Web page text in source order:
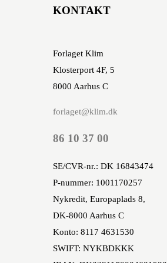
KONTAKT
Forlaget Klim
Klosterport 4F, 5
8000 Aarhus C
forlaget@klim.dk
86 10 37 00
SE/CVR-nr.: DK 16843474
P-nummer: 1001170257
Nykredit, Europaplads 8,
DK-8000 Aarhus C
Konto: 8117 4631530
SWIFT: NYKBDKKK